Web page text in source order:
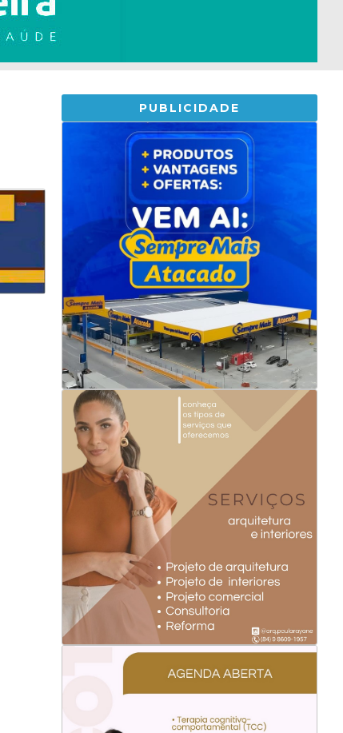
PUBLICIDADE